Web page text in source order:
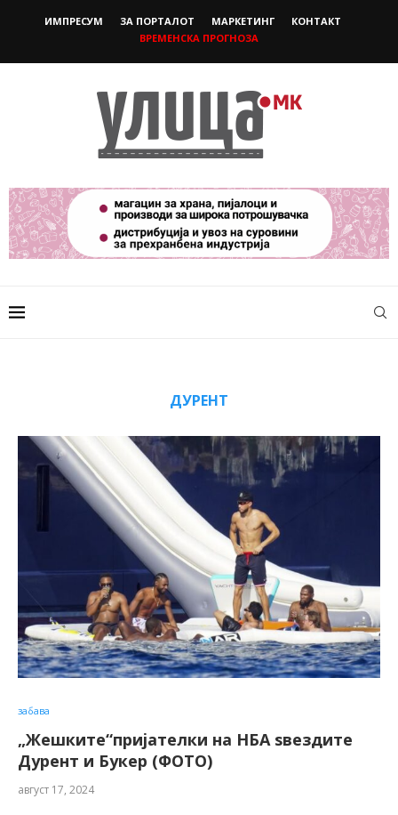
ИМПРЕСУМ ЗА ПОРТАЛОТ МАРКЕТИНГ
КОНТАКТ
ВРЕМЕНСКА ПРОГНОЗА
ДУРЕНТ
забава
„Жешките“пријателки на НБА ѕвездите
Дурент и Букер (ФОТО)
август 17, 2024